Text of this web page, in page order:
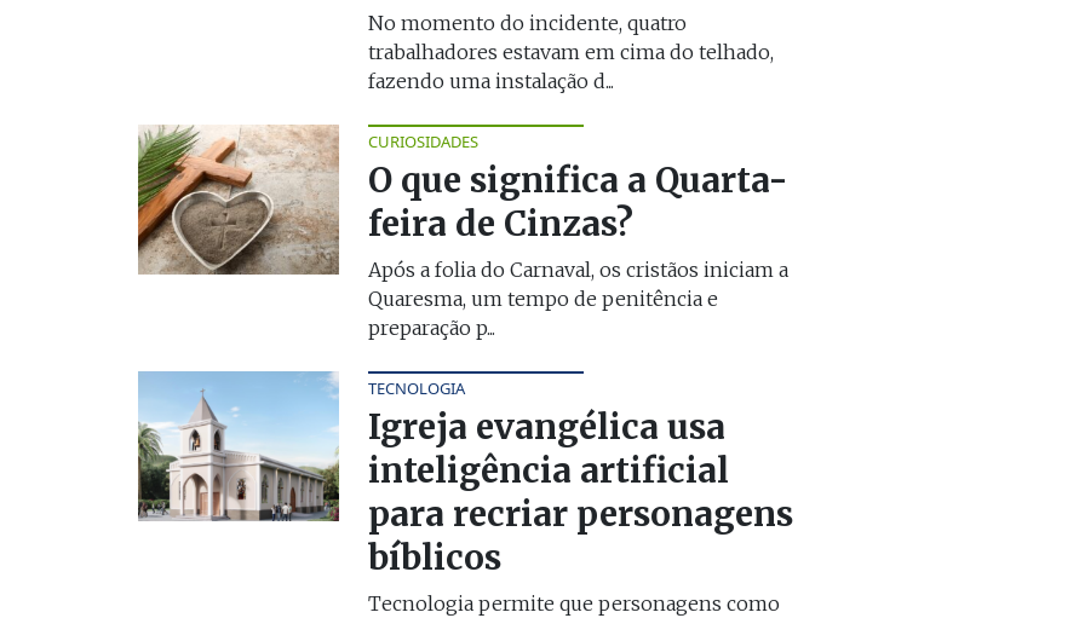
No momento do incidente, quatro
trabalhadores estavam em cima do telhado,
fazendo uma instalação d...
CURIOSIDADES
O que significa a Quarta-
feira de Cinzas?
Após a folia do Carnaval, os cristãos iniciam a
Quaresma, um tempo de penitência e
preparação p...
TECNOLOGIA
Igreja evangélica usa
inteligência artificial
para recriar personagens
bíblicos
Tecnologia permite que personagens como